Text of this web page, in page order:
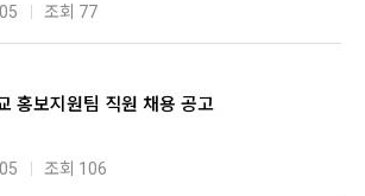
조회 77
홍보지원팀 직원 채용 공고
조회 106